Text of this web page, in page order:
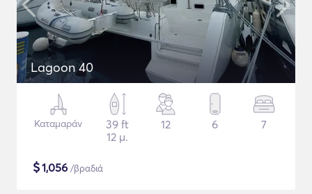
Lagoon 40
Καταμαράν
39 ft
12 μ.
12 6 7
$1,056 /βραδιά